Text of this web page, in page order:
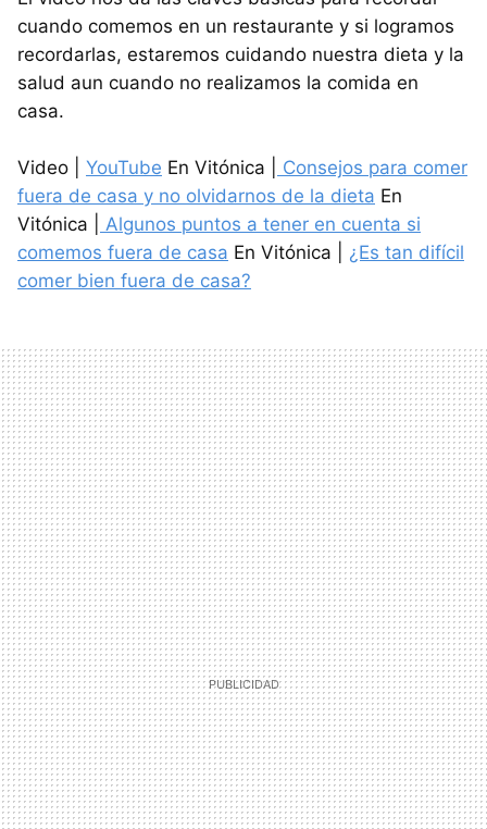
cuando comemos en un restaurante y si logramos
recordarlas, estaremos cuidando nuestra dieta y la
salud aun cuando no realizamos la comida en
casa.
Video | YouTube En Vitónica |
Consejos para comer
fuera de casa y no olvidarnos de la dieta En
Vitónica |
Algunos puntos a tener en cuenta si
comemos fuera de casa En Vitónica | ¿Es tan difícil
comer bien fuera de casa?